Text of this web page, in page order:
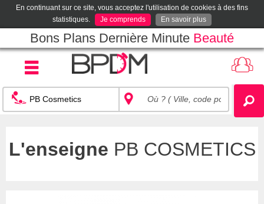
En continuant sur ce site, vous acceptez l'utilisation de cookies à des fins
statistiques.
Je comprends En savoir plus
Bons Plans Dernière Minute Beauté
L'enseigne PB COSMETICS